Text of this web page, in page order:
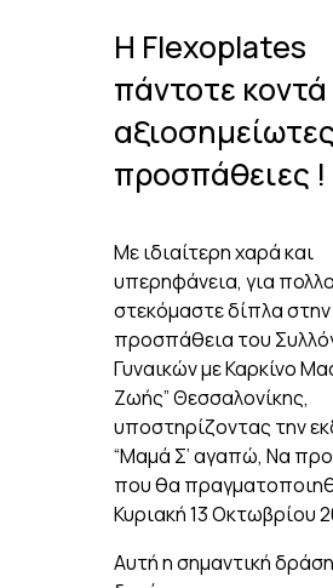
Η Flexoplates
πάντοτε
αξιοσημείωτες
προσπάθειες !
Με ιδιαίτερη χαρά και
υπερηφάνεια, για
στεκόμαστε δίπλα στην
προσπάθεια του
Γυναικών με Καρκίνο
Ζωής” Θεσσαλονίκης,
υποστηρίζοντας την
“Μαμά Σ’ αγαπώ, Να
που θα
Κυριακή 13 Οκτωβρίου
Αυτή η σημαντική